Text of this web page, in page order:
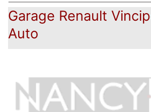
Garage Renault
Auto